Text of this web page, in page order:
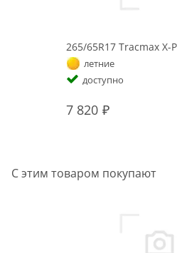
265/65R17 Tracmax X-
летние
доступно
7 820
С этим товаром покупают